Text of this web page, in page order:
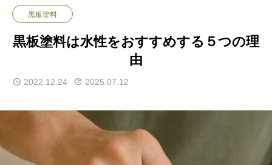
黒板塗料
黒板塗料は水性をおすすめする５つの理
由
2022.12.24 2025.07.12